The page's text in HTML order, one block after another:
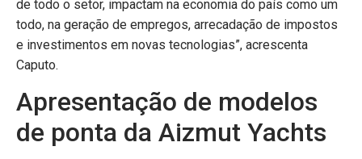
de todo o setor, impactam na economia do país como um
todo, na geração de empregos, arrecadação de impostos
e investimentos em novas tecnologias”, acrescenta
Caputo.
Apresentação de modelos
de ponta da Aizmut Yachts